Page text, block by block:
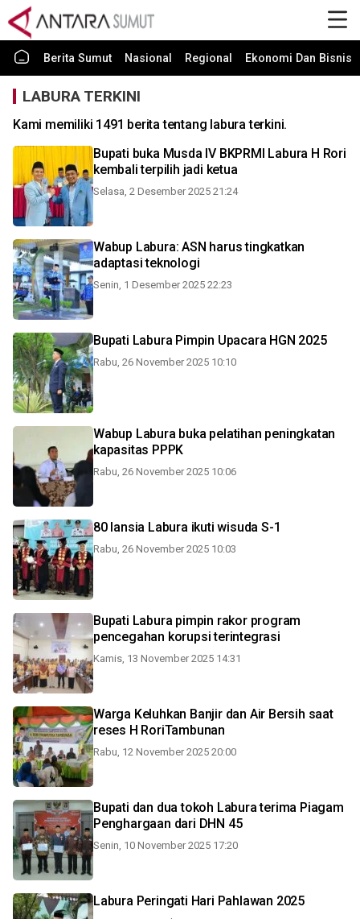
Berita Sumut Nasional Regional Ekonomi Dan Bisnis
LABURA TERKINI
Kami memiliki 1491 berita tentang labura terkini.
Bupati buka Musda IV BKPRMI Labura H Rori
kembali terpilih jadi ketua
Selasa, 2 Desember 2025 21:24
Wabup Labura: ASN harus tingkatkan
adaptasi teknologi
Senin, 1 Desember 2025 22:23
Bupati Labura Pimpin Upacara HGN 2025
Rabu, 26 November 2025 10:10
Wabup Labura buka pelatihan peningkatan
kapasitas PPPK
Rabu, 26 November 2025 10:06
80 lansia Labura ikuti wisuda S-1
Rabu, 26 November 2025 10:03
Bupati Labura pimpin rakor program
pencegahan korupsi terintegrasi
Kamis, 13 November 2025 14:31
Warga Keluhkan Banjir dan Air Bersih saat
reses H RoriTambunan
Rabu, 12 November 2025 20:00
Bupati dan dua tokoh Labura terima Piagam
Penghargaan dari DHN 45
Senin, 10 November 2025 17:20
Labura Peringati Hari Pahlawan 2025